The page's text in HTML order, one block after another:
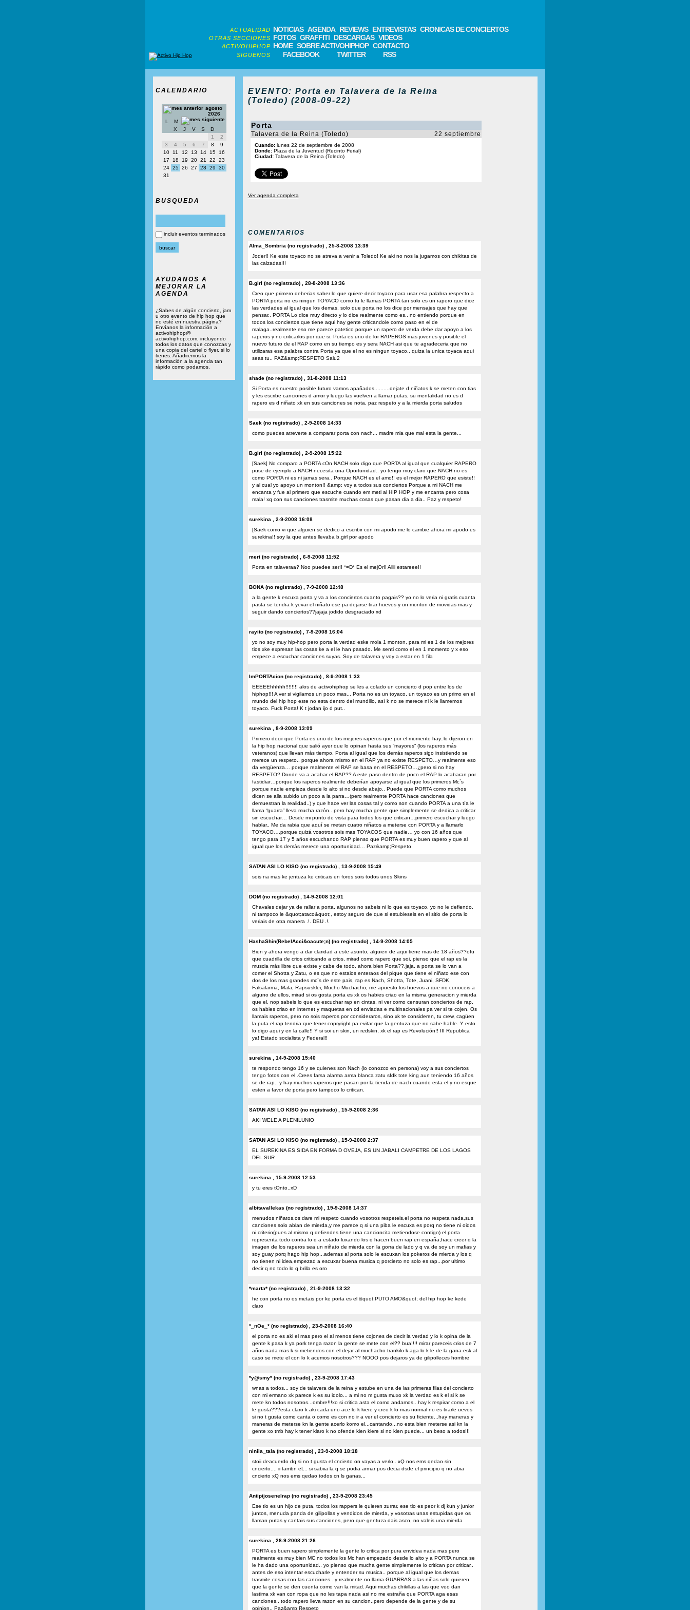
ACTUALIDAD NOTICIAS AGENDA REVIEWS ENTREVISTAS CRONICAS DE CONCIERTOS
OTRAS SECCIONES FOTOS GRAFFITI DESCARGAS VIDEOS
ACTIVOHIPHOP HOME SOBRE ACTIVOHIPHOP CONTACTO
SIGUENOS FACEBOOK TWITTER RSS
CALENDARIO
agosto
2026
L
M
X
J V S
D
1
2
3
4 5 6 7 8
9
10
11 12 13 14 15
16
17
18 19 20 21 22
23
24 25 26 27 28 29
30
31
BUSQUEDA
incluir eventos terminados
AYUDANOS A
MEJORAR LA
AGENDA
¿Sabes de algún concierto, jam
u otro evento de hip hop que
no esté en nuestra página?
Envíanos la información a
activohiphop@
activohiphop.com, incluyendo
todos los datos que conozcas y
una copia del cartel o flyer, si lo
tienes. Añadiremos la
información a la agenda tan
rápido como podamos.
EVENTO: Porta en Talavera de la Reina
(Toledo) (2008-09-22)
Porta
Talavera de la Reina (Toledo) 22 septiembre
Cuando:lunes 22 de septiembre de 2008
Donde:Plaza de la Juventud (Recinto Ferial)
Ciudad:Talavera de la Reina (Toledo)
Ver agenda completa
COMENTARIOS
Alma_Sombria (no registrado) , 25-8-2008 13:39
Joder!! Ke este toyaco no se atreva a venir a Toledo! Ke aki no nos la jugamos con chikitas de
las calzadas!!!
B.girl (no registrado) , 28-8-2008 13:36
Creo que primero deberias saber lo que quiere decir toyaco para usar esa palabra respecto a
PORTA porta no es ningun TOYACO como tu le llamas PORTA tan solo es un rapero que dice
las verdades al igual que los demas. solo que porta no los dice por mensajes que hay que
pensar.. PORTA Lo dice muy directo y lo dice realmente como es.. no entiendo porque en
todos los conciertos que tiene aqui hay gente criticandole como paso en el de
malaga..realmente eso me parece patetico porque un rapero de verda debe dar apoyo a los
raperos y no criticarlos por que si. Porta es uno de lor RAPEROS mas jovenes y posible el
nuevo futuro de el RAP como en su tiempo es y sera NACH asi que te agradeceria que no
utilizaras esa palabra contra Porta ya que el no es ningun toyaco.. quiza la unica toyaca aqui
seas tu.. PAZ&amp;RESPETO Salu2
shade (no registrado) , 31-8-2008 11:13
Si Porta es nuestro posible futuro vamos apañados..........dejate d niñatos k se meten con tias
y les escribe canciones d amor y luego las vuelven a llamar putas, su mentalidad no es d
rapero es d niñato xk en sus canciones se nota, paz respeto y a la mierda porta saludos
Saek (no registrado) , 2-9-2008 14:33
como puedes atreverte a comparar porta con nach... madre mia que mal esta la gente...
B.girl (no registrado) , 2-9-2008 15:22
[Saek] No comparo a PORTA cOn NACH solo digo que PORTA al igual que cualquier RAPERO
puse de ejemplo a NACH necesita una Oportunidad.. yo tengo muy claro que NACH no es
como PORTA ni es ni jamas sera.. Porque NACH es el amo!! es el mejor RAPERO que esiste!!
y al cual yo apoyo un monton!! &amp; voy a todos sus conciertos Porque a mi NACH me
encanta y fue al primero que escuche cuando em meti al HIP HOP y me encanta pero cosa
mala! xq con sus canciones trasmite muchas cosas que pasan dia a dia.. Paz y respeto!
surekina , 2-9-2008 16:08
[Saek como vi que alguien se dedico a escribir con mi apodo me lo cambie ahora mi apodo es
surekina!! soy la que antes llevaba b.girl por apodo
meri (no registrado) , 6-9-2008 11:52
Porta en talaveraa? Noo puedee ser!! *=D* Es el mejOr!! Allii estareee!!
BONA (no registrado) , 7-9-2008 12:48
a la gente k escuxa porta y va a los conciertos cuanto pagais?? yo no lo veria ni gratis cuanta
pasta se tendra k yevar el niñato ese pa dejarse tirar huevos y un monton de movidas mas y
seguir dando conciertos??jajaja jodido desgraciado xd
rayito (no registrado) , 7-9-2008 16:04
yo no soy muy hip-hop pero porta la verdad eske mola 1 monton, para mi es 1 de los mejores
tios xke expresan las cosas ke a el le han pasado. Me senti como el en 1 momento y x eso
empece a escuchar canciones suyas. Soy de talavera y voy a estar en 1 fila
ImPORTAcion (no registrado) , 8-9-2008 1:33
EEEEEhhhhh!!!!!!!! alos de activohiphop se les a colado un concierto d pop entre los de
hiphop!!! A ver si vigilamos un poco mas... Porta no es un toyaco, un toyaco es un primo en el
mundo del hip hop este no esta dentro del mundillo, así k no se merece ni k le llamemos
toyaco. Fuck Porta! K t jodan ijo d put..
surekina , 8-9-2008 13:09
Primero decir que Porta es uno de los mejores raperos que por el momento hay..lo dijeron en
la hip hop nacional que salió ayer que lo opinan hasta sus “mayores” (los raperos más
veteranos) que llevan más tiempo. Porta al igual que los demás raperos sigo insistiendo se
merece un respeto.. porque ahora mismo en el RAP ya no existe RESPETO…y realmente eso
da vergüenza… porque realmente el RAP se basa en el RESPETO…¿pero si no hay
RESPETO? Donde va a acabar el RAP?? A este paso dentro de poco el RAP lo acabaran por
fastidiar…porque los raperos realmente deberían apoyarse al igual que los primeros Mc`s
porque nadie empieza desde lo alto si no desde abajo.. Puede que PORTA como muchos
dicen se alla subido un poco a la parra…(pero realmente PORTA hace canciones que
demuestran la realidad..) y que hace ver las cosas tal y como son cuando PORTA a una tía le
llama “guarra” lleva mucha razón.. pero hay mucha gente que simplemente se dedica a criticar
sin escuchar… Desde mi punto de vista para todos los que critican…primero escuchar y luego
hablar.. Me da rabia que aquí se metan cuatro niñatos a meterse con PORTA y a llamarlo
TOYACO….porque quizá vosotros sois mas TOYACOS que nadie… yo con 16 años que
tengo para 17 y 5 años escuchando RAP pienso que PORTA es muy buen rapero y que al
igual que los demás merece una oportunidad… Paz&amp;Respeto
SATAN ASI LO KISO (no registrado) , 13-9-2008 15:49
sois na mas ke jentuza ke criticais en foros sois todos unos Skins
DOM (no registrado) , 14-9-2008 12:01
Chavales dejar ya de rallar a porta, algunos no sabeis ni lo que es toyaco, yo no le defiendo,
ni tampoco le &quot;ataco&quot;, estoy seguro de que si estubieseis en el sitio de porta lo
veriais de otra manera .!. DEU .!.
HashaShin(RebelAcci&oacute;n) (no registrado) , 14-9-2008 14:05
Bien y ahora vengo a dar claridad a este asunto, alguien de aqui tiene mas de 18 años??ofu
que cuadrilla de crios criticando a crios, mirad como rapero que soi, pienso que el rap es la
muscia más libre que existe y cabe de todo, ahora bien Porta??,jaja, a porta se lo van a
comer el Shotta y Zatu, o es que no estaios enteraos del pique que tiene el niñato ese con
dos de los mas grandes mc´s de este pais, rap es Nach, Shotta, Tote, Juani, SFDK,
Falsalarma, Mala, Rapsusklei, Mucho Muchacho, me apuesto los huevos a que no conoceis a
alguno de ellos, mirad si os gosta porta es xk os habies criao en la misma generacion y mierda
que el, nop sabeis lo que es escuchar rap en cintas, ni ver como censuran conciertos de rap,
os habies criao en internet y maquetas en cd enviadas e multinacionales pa ver si te cojen. Os
llamais raperos, pero no sois raperos por consideraros, sino xk te consideren, tu crew, cagüen
la puta el rap tendria que tener copryright pa evitar que la gentuza que no sabe hable. Y esto
lo digo aqui y en la calle!! Y si soi un skin, un redskin, xk el rap es Revolución!! III Republica
ya! Estado socialista y Federal!!
surekina , 14-9-2008 15:40
te respondo tengo 16 y se quienes son Nach (lo conozco en persona) voy a sus conciertos
tengo fotos con el .Crees farsa alarma arma blanca zatu sfdk tote king aun teniendo 16 años
se de rap.. y hay muchos raperos que pasan por la tienda de nach cuando esta el y no esque
esten a favor de porta pero tampoco lo critican.
SATAN ASI LO KISO (no registrado) , 15-9-2008 2:36
AKI WELE A PLENILUNIO
SATAN ASI LO KISO (no registrado) , 15-9-2008 2:37
EL SUREKINA ES SIDA EN FORMA D OVEJA, ES UN JABALI CAMPETRE DE LOS LAGOS
DEL SUR
surekina , 15-9-2008 12:53
y tu eres tOnto..xD
albitavallekas (no registrado) , 19-9-2008 14:37
menudos niñatos,os dare mi respeto cuando vosotros respeteis,el porta no respeta nada,sus
canciones solo ablan de mierda,y me parece q si una piba le escuxa es porq no tiene ni oidos
ni criterio(pues al mismo q defiendes tiene una cancioncita metiendose contigo) el porta
representa todo contra lo q a estado luxando los q hacen buen rap en españa,hace creer q la
imagen de los raperos sea un niñato de mierda con la gorra de lado y q va de soy un mafias y
soy guay porq hago hip hop,..ademas al porta solo le escuxan los pokeros de mierda y los q
no tienen ni idea,empezad a escuxar buena musica q porcierto no solo es rap...por ultimo
decir q no todo lo q brilla es oro
*marta* (no registrado) , 21-9-2008 13:32
he con porta no os metais por ke porta es el &quot;PUTO AMO&quot; del hip hop ke kede
claro
*_nOe_* (no registrado) , 23-9-2008 16:40
el porta no es aki el mas pero el al menos tiene cojones de decir la verdad y lo k opina de la
gente k pasa k ya pork tenga razon la gente se mete con el?? bua!!!! mirar pareceis crios de 7
años nada mas k si metiendos con el dejar al muchacho trankilo k aga lo k le de la gana esk al
caso se mete el con lo k acemos nosotros??? NOOO pos dejaros ya de gilipolleces hombre
*y@smy* (no registrado) , 23-9-2008 17:43
wnas a todos... soy de talavera de la reina y estube en una de las primeras filas del concierto
con mi ermano xk parece k es su idolo... a mi no m gusta muxo xk la verdad es k el si k se
mete kn todos nosotros...ombre!!!xo si critica asta el como andamos...hay k respirar como a el
le gusta???esta claro k aki cada uno ace lo k kiere y creo k lo mas normal no es tirarle uevos
si no t gusta como canta o como es con no ir a ver el concierto es su ficiente...hay maneras y
maneras de meterse kn la gente acerlo komo el...cantando...no esta bien meterse asi kn la
gente xo tmb hay k tener klaro k no ofende kien kiere si no kien puede... un beso a todos!!!
niniia_tala (no registrado) , 23-9-2008 18:18
stoii deacuerdo dq si no t gusta el cncierto on vayas a verlo.. xQ nos ems qedao sin
cncierto.... ii tambn eL.. si sabiia la q se podia armar pos decia dsde el principio q no abia
cncierto xQ nos ems qedao todos cn ls ganas...
Antipijosenelrap (no registrado) , 23-9-2008 23:45
Ese tio es un hijo de puta, todos los rappers le quieren zurrar, ese tio es peor k dj kun y junior
juntos, menuda panda de gilipollas y vendidos de mierda, y vosotras unas estupidas que os
llaman putas y cantais sus canciones, pero que gentuza dais asco, no valeis una mierda
surekina , 28-9-2008 21:26
PORTA es buen rapero simplemente la gente lo critica por pura envidea nada mas pero
realmente es muy bien MC no todos los Mc han empezado desde lo alto y a PORTA nunca se
le ha dado una oportunidad.. yo pienso que mucha gente simplemente lo critican por criticar..
antes de eso intentar escucharle y entender su musica.. porque al igual que los demas
trasmite cosas con las canciones.. y realmente no llama GUARRAS a las niñas solo quieren
que la gente se den cuenta como van la mitad. Aqui muchas chikillas a las que veo dan
lastima xk van con ropa que no les tapa nada asi no me estraña que PORTA aga esas
canciones.. todo rapero lleva razon en su cancion..pero depende de la gente y de su
opinion.. Paz&amp;Respeto